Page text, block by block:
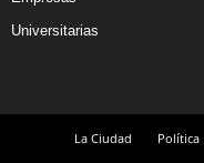
Universitarias
La Ciudad Política